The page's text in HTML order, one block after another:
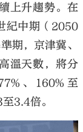
上升趨勢。在
紀中期（2050
期，京津冀、
溫天數，將分
、160%至
3.4倍。